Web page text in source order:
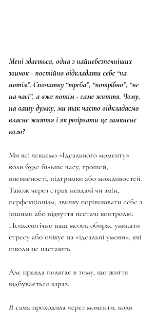
Мені здається, одна з найнебезпечніших
звичок - постійно відкладати себе “на
потім”. Спочатку “треба”, “потрібно”, “не
на часі”, а вже потім - саме життя. Чому,
на вашу думку, ми так часто відкладаємо
власне життя і як розірвати це замкнене
коло?
Ми всі чекаємо «Ідеального моменту»
коли буде більше часу, грошей,
впевненості, підтримки або можливостей.
Також через страх невдачі чи змін,
перфекціонізм, звичку порівнювати себе з
іншими або відчуття нестачі контролю.
Психологічно наш мозок обирає уникати
стресу або очікує на «ідеальні умови», які
ніколи не настають.
Але правда полягає в тому, що життя
відбувається зараз.
Я сама проходила через моменти, коли